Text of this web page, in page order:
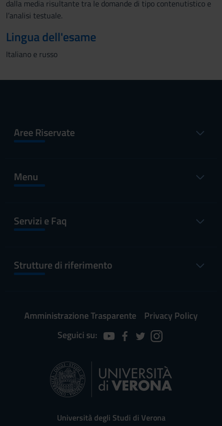
dalla media risultante tra le domande di tipo contenutistico e
l’analisi testuale.
Lingua dell'esame
Italiano e russo
Aree Riservate
Menu
Servizi e Faq
Strutture di riferimento
Amministrazione Trasparente
Privacy Policy
Seguici su:
Università degli Studi di Verona